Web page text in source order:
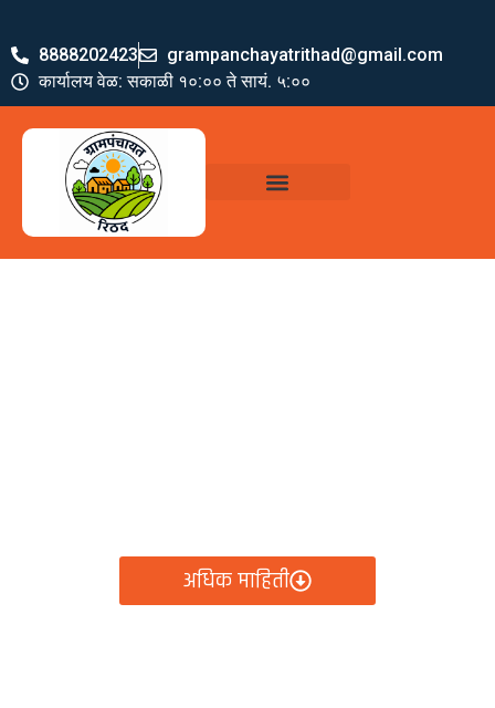
8888202423
grampanchayatrithad@gmail.com
कार्यालय वेळ: सकाळी १०:०० ते सायं. ५:००
अधिक माहिती